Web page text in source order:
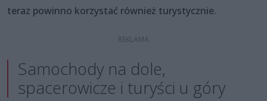
teraz powinno korzystać również turystycznie.
Samochody na dole,
spacerowicze i turyści u góry